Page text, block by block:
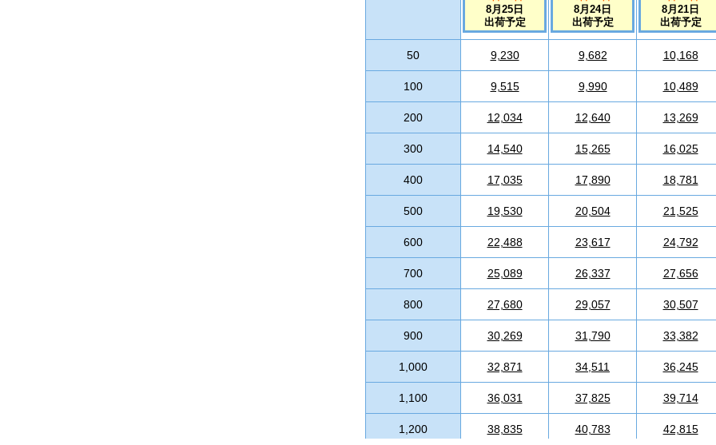
8月25日
出荷予定
8月24日
出荷予定
8月21日
出荷予定
50 9,230 9,682 10,168
100 9,515 9,990 10,489
200 12,034 12,640 13,269
300 14,540 15,265 16,025
400 17,035 17,890 18,781
500 19,530 20,504 21,525
600 22,488 23,617 24,792
700 25,089 26,337 27,656
800 27,680 29,057 30,507
900 30,269 31,790 33,382
1,000 32,871 34,511 36,245
1,100 36,031 37,825 39,714
1,200 38,835 40,783 42,815